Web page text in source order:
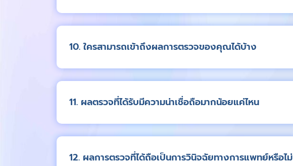
10. ใครสามารถเข้าถึงผลการตรวจของคุณได้บ้าง
11. ผลตรวจที่ได้รับมีความน่าเชื่อถือมากน้อยแค่ไหน
12. ผลการตรวจที่ได้ถือเป็นการวินิจฉัยทางการแพทย์หรือไม่